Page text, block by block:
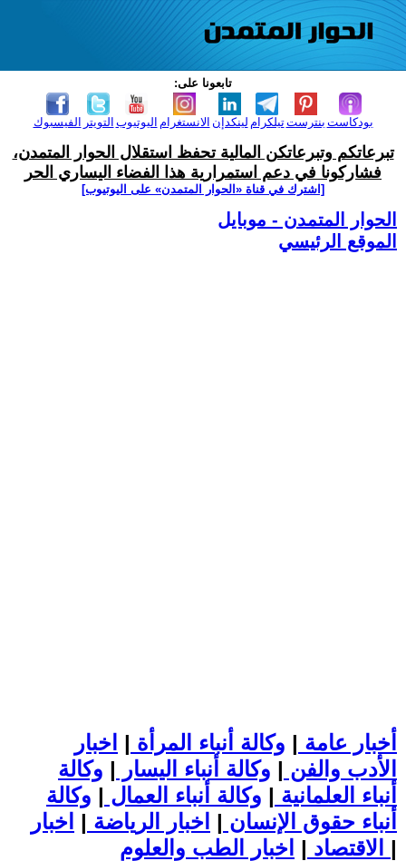
تابعونا على:
الفيسبوك التويتر اليوتيوب الانستغرام لينكدإن تيلكرامبنترست بودكاست
تبرعاتكم وتبرعاتكن المالية تحفظ استقلال الحوار المتمدن،
فشاركونا في دعم استمرارية هذا الفضاء اليساري الحر
[اشترك في قناة ‫«الحوار المتمدن» على اليوتيوب]
الحوار المتمدن - موبايل
الموقع الرئيسي
أخبار عامة | وكالة أنباء المرأة | اخبار
الأدب والفن | وكالة أنباء اليسار | وكالة
أنباء العلمانية | وكالة أنباء العمال | وكالة
أنباء حقوق الإنسان | اخبار الرياضة | اخبار
الاقتصاد | |